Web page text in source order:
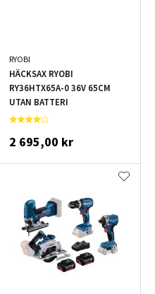
RYOBI
HÄCKSAX RYOBI
RY36HTX65A-0 36V 65CM
UTAN BATTERI
2 695,00 kr